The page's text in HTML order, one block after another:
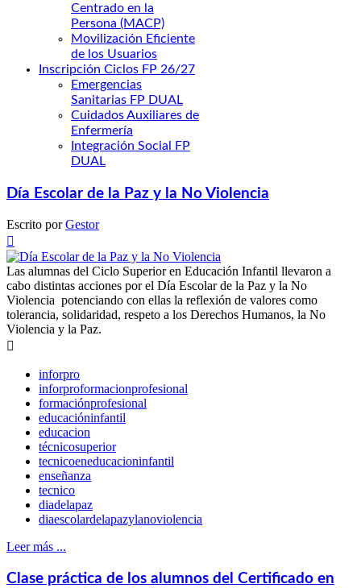
Centrado en la
Persona (MACP)
Movilización Eficiente
de los Usuarios
Inscripción Ciclos FP 26/27
Emergencias
Sanitarias FP DUAL
Cuidados Auxiliares de
Enfermería
Integración Social FP
DUAL
Día Escolar de la Paz y la No Violencia
Escrito porGestor

Las alumnas del Ciclo Superior en Educación Infantil llevaron a
cabo distintas acciones por el Día Escolar de la Paz y la No
Violencia potenciando con ellas la reflexión de valores como
tolerancia, solidaridad, respeto a los Derechos Humanos, la No
Violencia y la Paz.

inforpro
inforproformacionprofesional
formaciónprofesional
educacióninfantil
educacion
técnicosuperior
tecnicoeneducacioninfantil
enseñanza
tecnico
diadelapaz
diaescolardelapazylanoviolencia
Leer más ...
Clase práctica de los alumnos del Certificado en